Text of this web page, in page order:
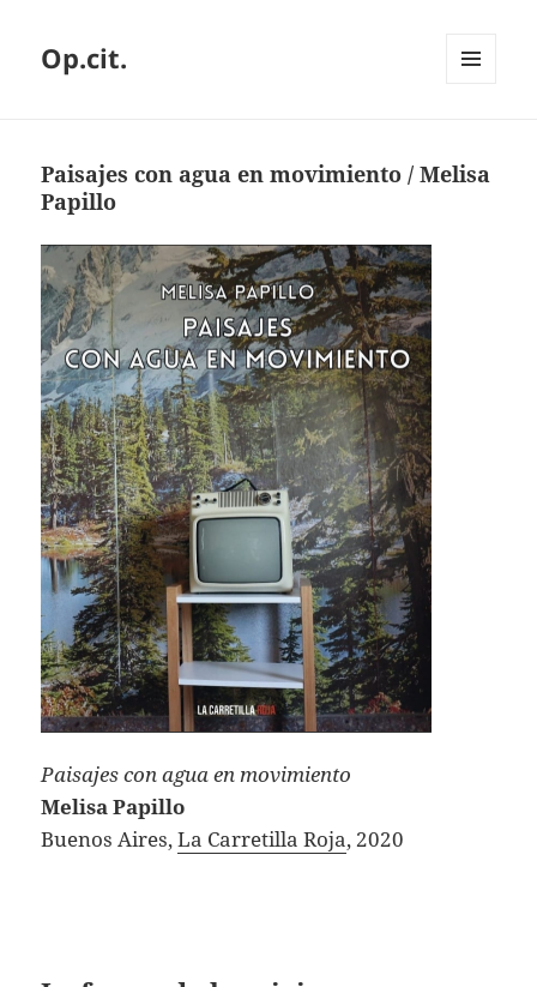
Op.cit.
Paisajes con agua en movimiento / Melisa
Papillo
Paisajes con agua en movimiento
Melisa Papillo
Buenos Aires,La Carretilla Roja, 2020